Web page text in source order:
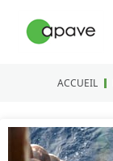
ACCUEIL